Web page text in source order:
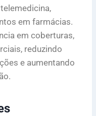
em farmácias.
em coberturas,
reduzindo
e aumentando